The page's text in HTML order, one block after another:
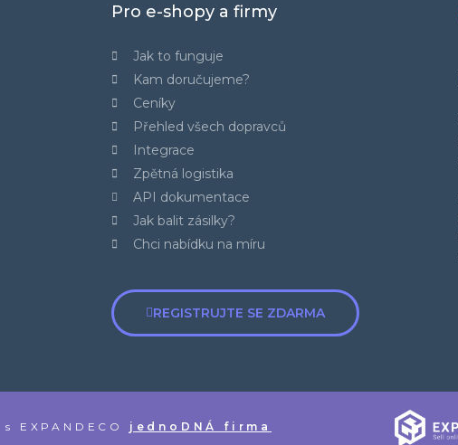
Pro e-shopy a firmy
Jak to funguje
Kam doručujeme?
Ceníky
Přehled všech dopravců
Integrace
Zpětná logistika
API dokumentace
Jak balit zásilky?
Chci nabídku na míru
REGISTRUJTE SE ZDARMA
EXPANDECO jednoDNÁ firma